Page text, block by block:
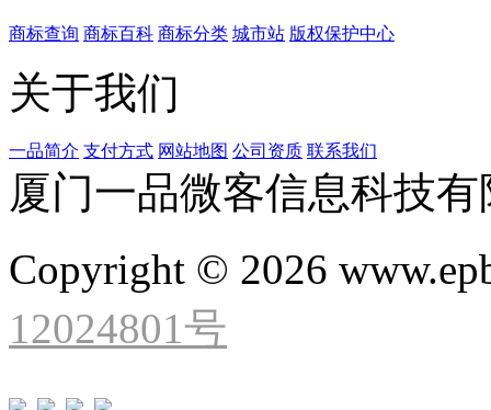
商标查询 商标百科 商标分类 城市站 版权保护中心
关于我们
一品简介 支付方式 网站地图 公司资质 联系我们
厦门一品微客信息科技
Copyright © 2026
12024801号